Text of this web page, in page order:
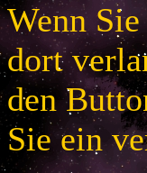
Wenn
dort
den
Sie ein